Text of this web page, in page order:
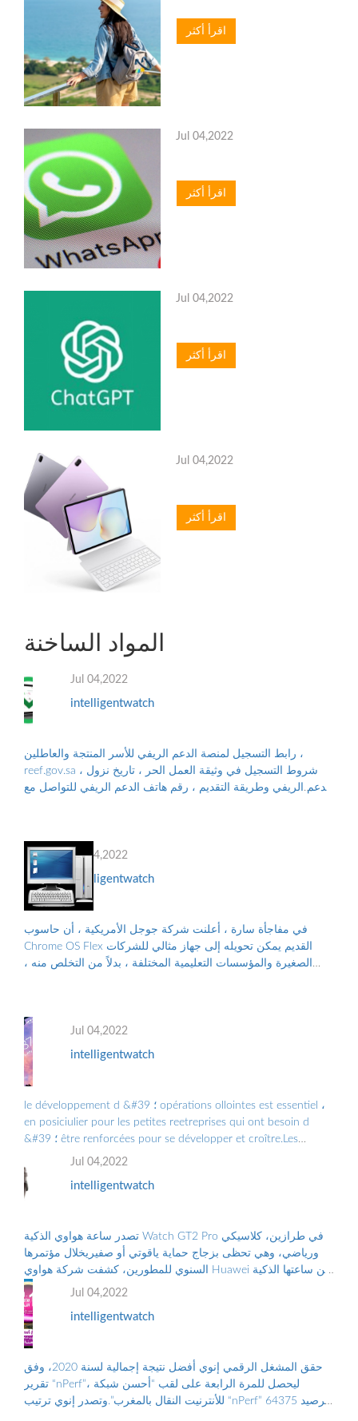
اقرأ أكثر
Jul 04,2022
اقرأ أكثر
Jul 04,2022
اقرأ أكثر
Jul 04,2022
اقرأ أكثر
المواد الساخنة
Jul 04,2022
intelligentwatch
رابط التسجيل لمنصة الدعم الريفي للأسر المنتجة والعاطلين ،
reef.gov.sa ، شروط التسجيل في وثيقة العمل الحر ، تاريخ نزول
الدعم الريفي وطريقة التقديم ، رقم هاتف الدعم الريفي للتواصل مع
Jul 04,2022
intelligentwatch
في مفاجأة سارة ، أعلنت شركة جوجل الأمريكية ، أن حاسوب
Chrome OS Flex القديم يمكن تحويله إلى جهاز مثالي للشركات
الصغيرة والمؤسسات التعليمية المختلفة ، بدلاً من التخلص منه ،
Jul 04,2022
intelligentwatch
le développement d &#39 ؛ opérations ollointes est essentiel ،
en posiciulier pour les petites reetreprises qui ont besoin d
&#39 ؛ être renforcées pour se développer et croître.Les
Grandes Entreprises doiv ...
Jul 04,2022
intelligentwatch
تصدر ساعة هواوي الذكية Watch GT2 Pro في طرازين، كلاسيكي
ورياضي، وهي تحظى بزجاج حماية ياقوتي أو صفيريخلال مؤتمرها
السنوي للمطورين، كشفت شركة هواوي Huawei عن ساعتها الذكية
Jul 04,2022
intelligentwatch
حقق المشغل الرقمي إنوي أفضل نتيجة إجمالية لسنة 2020، وفق
تقرير “nPerf”، ليحصل للمرة الرابعة على لقب “أحسن شبكة
للأنترنيت النقال بالمغرب”.وتصدر إنوي ترتيب “nPerf” برصيد 64375